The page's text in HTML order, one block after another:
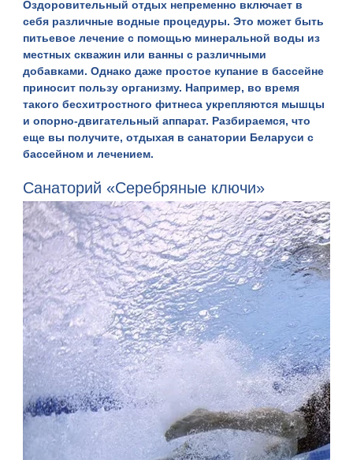
Оздоровительный отдых непременно включает в
себя различные водные процедуры. Это может быть
питьевое лечение с помощью минеральной воды из
местных скважин или ванны с различными
добавками. Однако даже простое купание в бассейне
приносит пользу организму. Например, во время
такого бесхитростного фитнеса укрепляются мышцы
иопорно-двигательный аппарат. Разбираемся, что
еще вы получите, отдыхая в санатории Беларуси с
бассейном и лечением.
Санаторий «Серебряные ключи»